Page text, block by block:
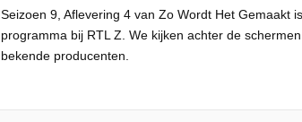
Seizoen 9, Aflevering 4 van Zo Wordt Het Gemaakt
programma bij RTL Z. We kijken achter de
bekende producenten.